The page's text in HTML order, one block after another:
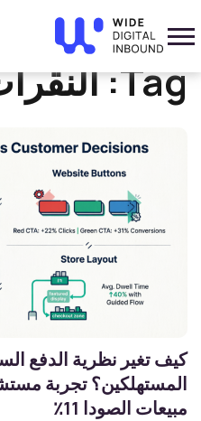
Home
» النقرات
Tag:
كيف تغير نظرية الدفع
المستهلكين؟ تجربة
مبيعات الصودا 11٪